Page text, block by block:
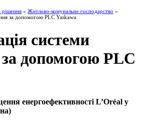
рішення » Житлово-комунальне господарство »
за допомогою PLC Yaskawa
системи
допомогою PLC
енергоефективності L’Oréal у